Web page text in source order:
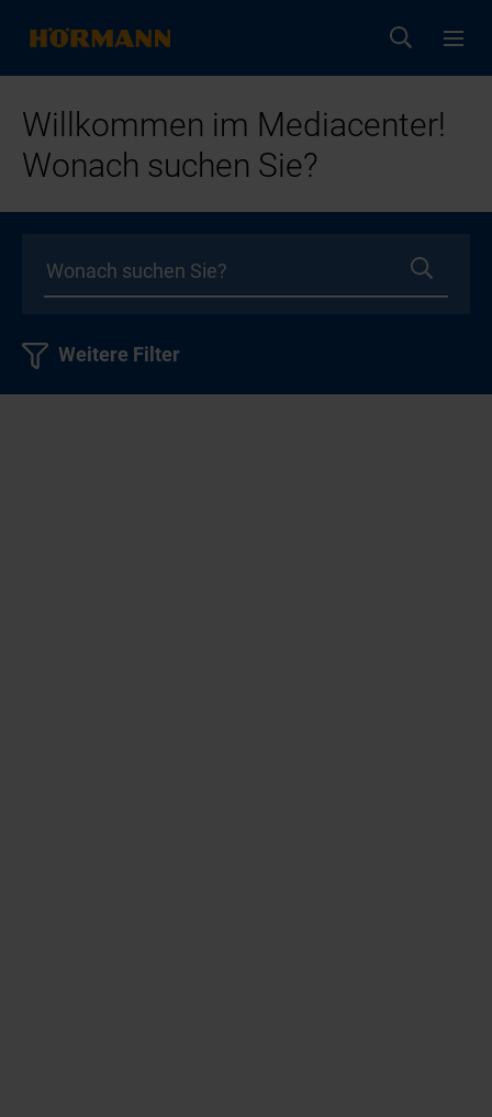
Willkommen im Mediacenter!
Wonach suchen Sie?
Weitere Filter